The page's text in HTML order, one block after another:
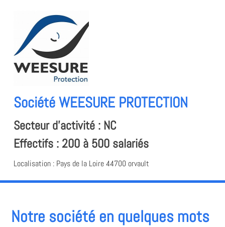
SociétéWEESURE PROTECTION
Secteur d'activité : NC
Effectifs : 200 à 500 salariés
Localisation : Pays de la Loire44700 orvault
Notre société en quelques mots